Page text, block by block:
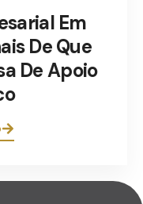
Em
De Que
De Apoio